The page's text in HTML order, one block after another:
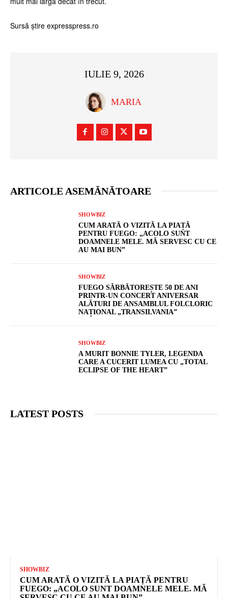
Sursă știre expresspress.ro
IULIE 9, 2026
MARIA
ARTICOLE ASEMĂNĂTOARE
SHOWBIZ
CUM ARATĂ O VIZITĂ LA PIAȚĂ
PENTRU FUEGO: „ACOLO SUNT
DOAMNELE MELE. MĂ SERVESC CU CE
AU MAI BUN”
SHOWBIZ
FUEGO SĂRBĂTOREȘTE 50 DE ANI
PRINTR-UN CONCERT ANIVERSAR
ALĂTURI DE ANSAMBLUL FOLCLORIC
NAȚIONAL „TRANSILVANIA”
SHOWBIZ
A MURIT BONNIE TYLER, LEGENDA
CARE A CUCERIT LUMEA CU „TOTAL
ECLIPSE OF THE HEART”
LATEST POSTS
SHOWBIZ
CUM ARATĂ O VIZITĂ LA PIAȚĂ PENTRU
FUEGO: „ACOLO SUNT DOAMNELE MELE. MĂ